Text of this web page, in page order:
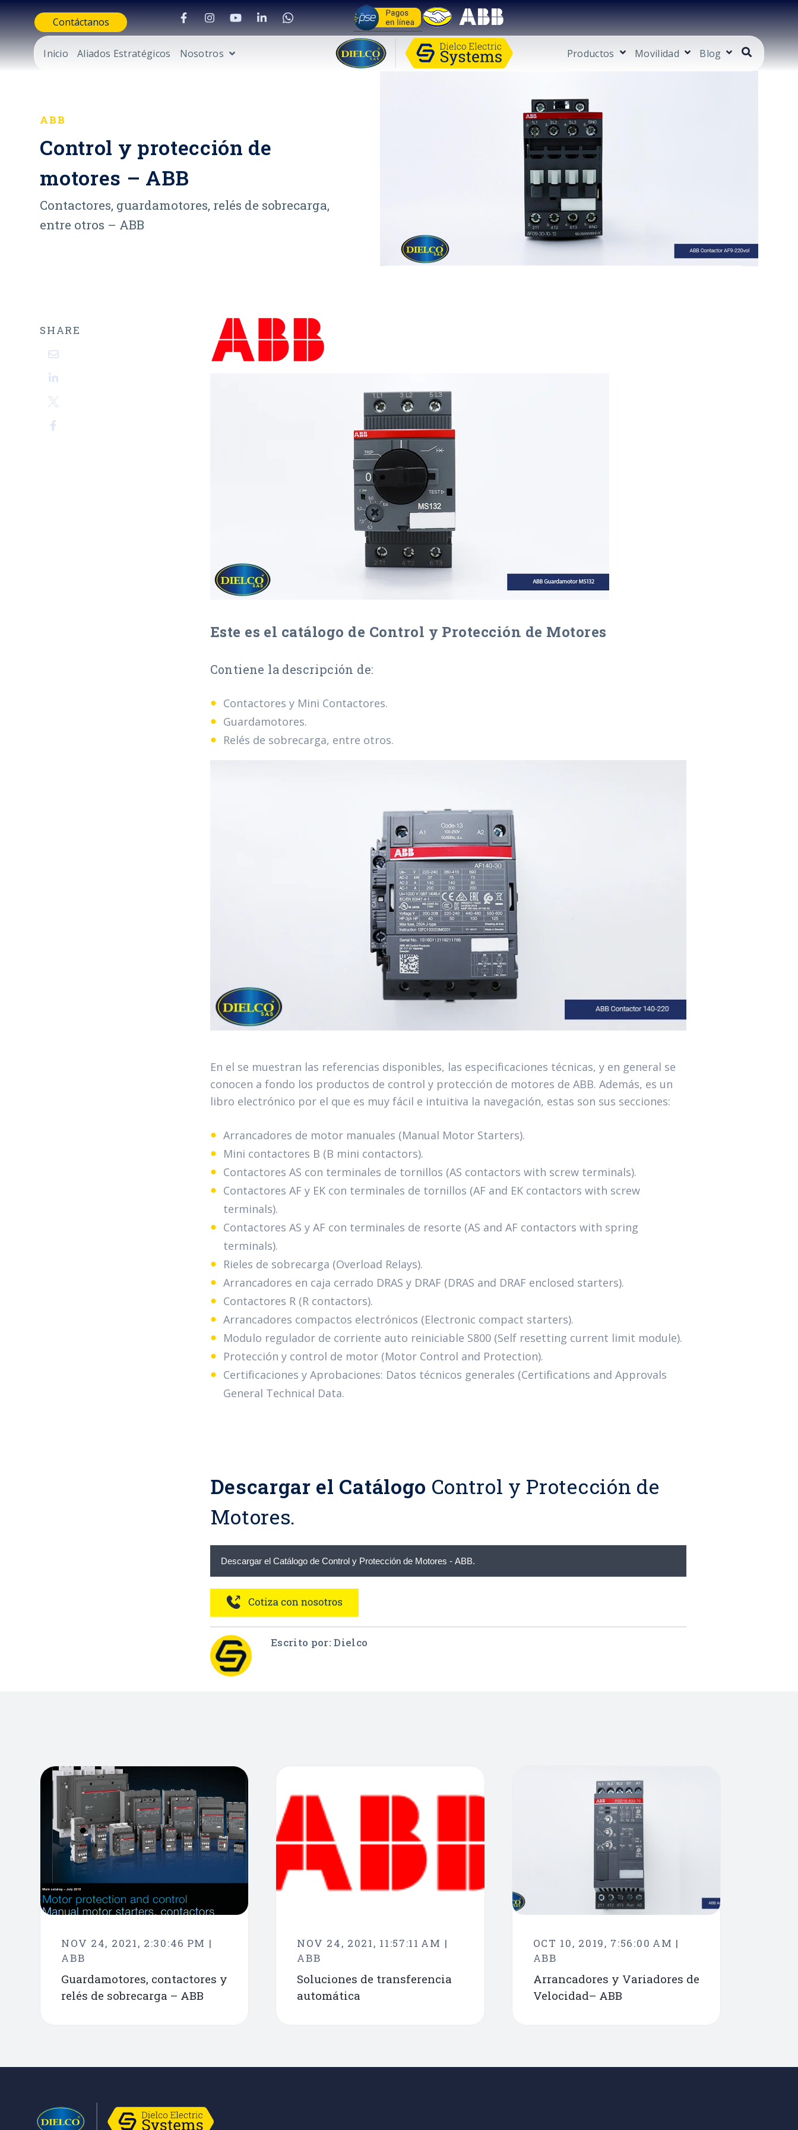
Contáctanos
Inicio Aliados Estratégicos Nosotros Productos Movilidad Blog
ABB
Control y protección de
motores – ABB
Contactores, guardamotores, relés de sobrecarga,
entre otros – ABB
SHARE
Este es el catálogo de Control y Protección de Motores
Contiene la descripción de:
Contactores y Mini Contactores.
Guardamotores.
Relés de sobrecarga, entre otros.
En el se muestran las referencias disponibles, las especificaciones técnicas, y en general se
conocen a fondo los productos de control y protección de motores de ABB. Además, es un
libro electrónico por el que es muy fácil e intuitiva la navegación, estas son sus secciones:
Arrancadores de motor manuales (Manual Motor Starters).
Mini contactores B (B mini contactors).
Contactores AS con terminales de tornillos (AS contactors with screw terminals).
Contactores AF y EK con terminales de tornillos (AF and EK contactors with screw
terminals).
Contactores AS y AF con terminales de resorte (AS and AF contactors with spring
terminals).
Rieles de sobrecarga (Overload Relays).
Arrancadores en caja cerrado DRAS y DRAF (DRAS and DRAF enclosed starters).
Contactores R (R contactors).
Arrancadores compactos electrónicos (Electronic compact starters).
Modulo regulador de corriente auto reiniciable S800 (Self resetting current limit module).
Protección y control de motor (Motor Control and Protection).
Certificaciones y Aprobaciones: Datos técnicos generales (Certifications and Approvals
General Technical Data.
Descargar el Catálogo Control y Protección de
Motores.
Descargar el Catálogo de Control y Protección de Motores - ABB.
Escrito por: Dielco
NOV 24, 2021, 2:30:46 PM |
ABB
Guardamotores, contactores y
relés de sobrecarga – ABB
NOV 24, 2021, 11:57:11 AM |
ABB
Soluciones de transferencia
automática
OCT 10, 2019, 7:56:00 AM |
ABB
Arrancadores y Variadores de
Velocidad– ABB